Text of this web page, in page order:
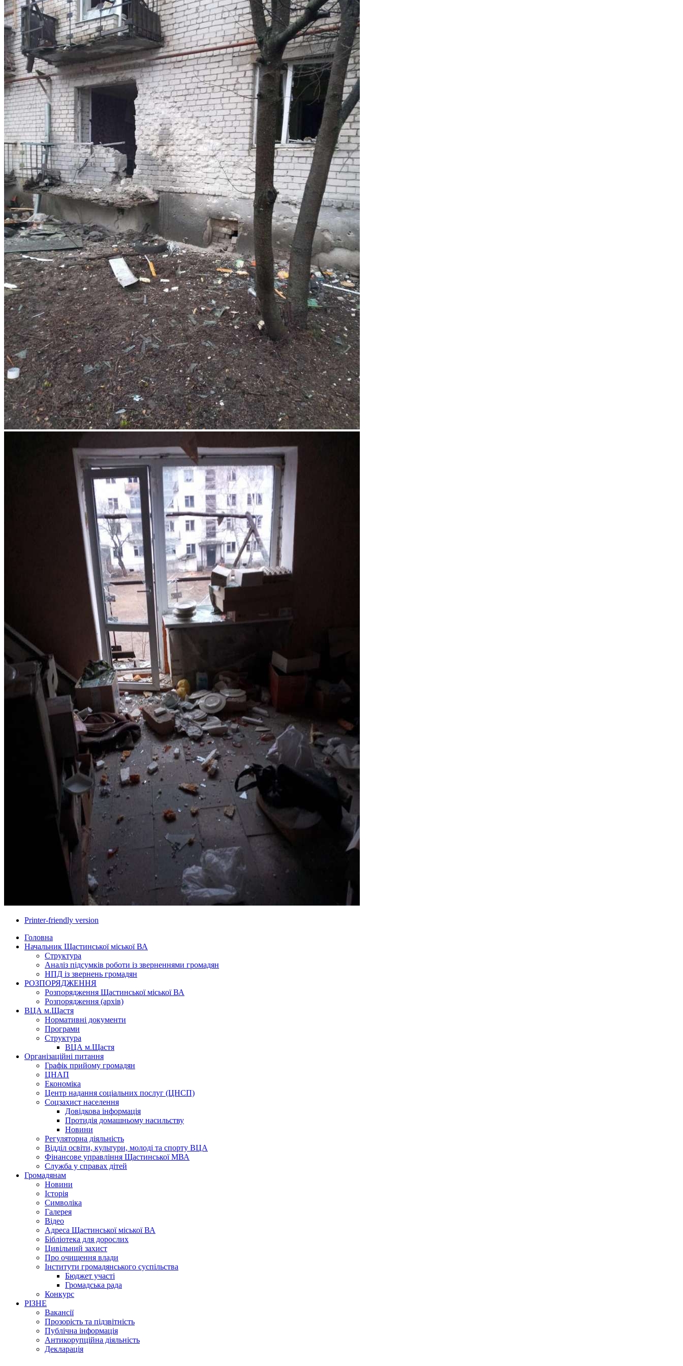
Printer-friendly version
Головна
Начальник Щастинської міської ВА
Структура
Аналіз підсумків роботи із зверненнями громадян
НПД із звернень громадян
РОЗПОРЯДЖЕННЯ
Розпорядження Щастинської міської ВА
Розпорядження (архів)
ВЦА м.Щастя
Нормативні документи
Програми
Структура
ВЦА м.Щастя
Організаційні питання
Графік прийому громадян
ЦНАП
Економіка
Центр надання соціальних послуг (ЦНСП)
Соцзахист населення
Довідкова інформація
Протидія домашньому насильству
Новини
Регуляторна діяльність
Відділ освіти, культури, молоді та спорту ВЦА
Фінансове управління Щастинської МВА
Служба у справах дітей
Громадянам
Новини
Історія
Символіка
Галерея
Відео
Адреса Щастинської міської ВА
Бібліотека для дорослих
Цивільний захист
Про очищення влади
Інститути громадянського суспільства
Бюджет участі
Громадська рада
Конкурс
РІЗНЕ
Вакансії
Прозорість та підзвітність
Публічна інформація
Антикорупційна діяльність
Декларація